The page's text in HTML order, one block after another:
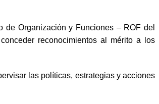
Organización y Funciones – ROF del
reconocimientos al mérito a los
las políticas, estrategias y acciones